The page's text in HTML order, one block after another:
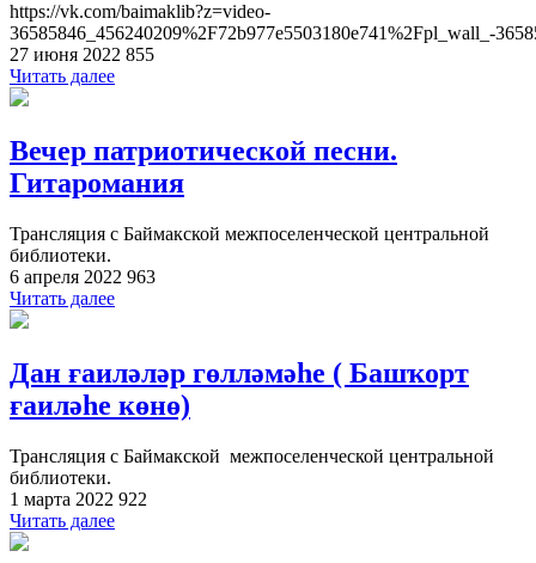
https://vk.com/baimaklib?z=video-
36585846_456240209%2F72b977e5503180e741%2Fpl_wall_-
27 июня 2022 855
Читать далее
Вечер патриотической песни.
Гитаромания
Трансляция с Баймакской межпоселенческой центральной
библиотеки.
6 апреля 2022 963
Читать далее
Дан ғаиләләр гөлләмәһе ( Башҡорт
ғаиләһе көнө)
Трансляция с Баймакской межпоселенческой центральной
библиотеки.
1 марта 2022 922
Читать далее